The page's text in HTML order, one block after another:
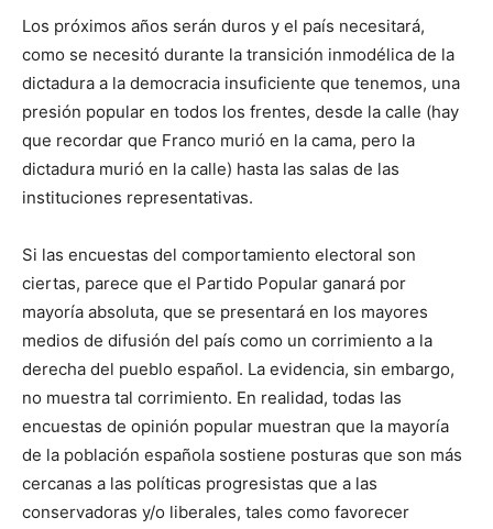
Los próximos años serán duros y el país necesitará,
como se necesitó durante la transición inmodélica de la
dictadura a la democracia insuficiente que tenemos, una
presión popular en todos los frentes, desde la calle (hay
que recordar que Franco murió en la cama, pero la
dictadura murió en la calle) hasta las salas de las
instituciones representativas.
Si las encuestas del comportamiento electoral son
ciertas, parece que el Partido Popular ganará por
mayoría absoluta, que se presentará en los mayores
medios de difusión del país como un corrimiento a la
derecha del pueblo español. La evidencia, sin embargo,
no muestra tal corrimiento. En realidad, todas las
encuestas de opinión popular muestran que la mayoría
de la población española sostiene posturas que son más
cercanas a las políticas progresistas que a las
conservadoras y/o liberales, tales como favorecer